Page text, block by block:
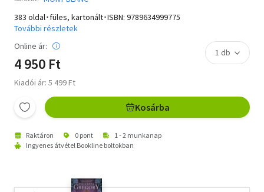
383 oldal･füles, kartonált･ISBN: 9789634999775
További részletek
Online ár:
4 950 Ft
Kiadói ár: 5 499 Ft
Kosárba
Raktáron 0 pont
1 - 2 munkanap
Ingyenes átvétel Bookline boltokban